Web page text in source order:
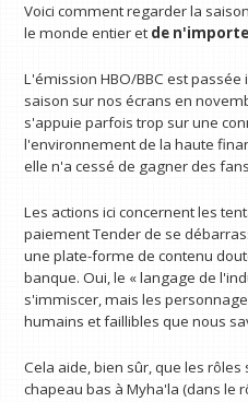
Voici comment regarder la
le monde entier et de n'importe
L'émission HBO/BBC est
saison sur nos écrans en
s'appuie parfois trop sur une
l'environnement de la haute
elle n'a cessé de gagner des
Les actions ici concernent les
paiement Tender de se
une plate-forme de contenu
banque. Oui, le « langage de
s'immiscer, mais les
humains et faillibles que nous
Cela aide, bien sûr, que les
chapeau bas à Myha'la (dans le